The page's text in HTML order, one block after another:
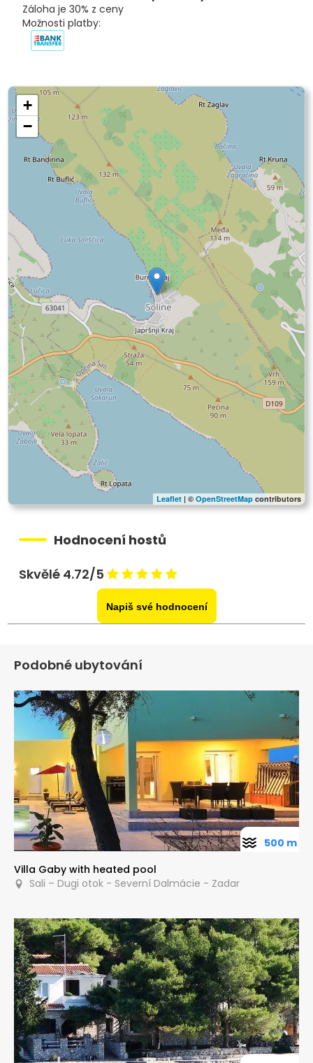
Záloha je 30% z ceny
Možnosti platby:
+
−
Leaflet | ©OpenStreetMap contributors
Hodnocení hostů
Skvělé 4.72/5
Napiš své hodnocení
Podobné ubytování
Villa Gaby with heated pool
Sali – Dugi otok - Severní Dalmácie - Zadar
500 m